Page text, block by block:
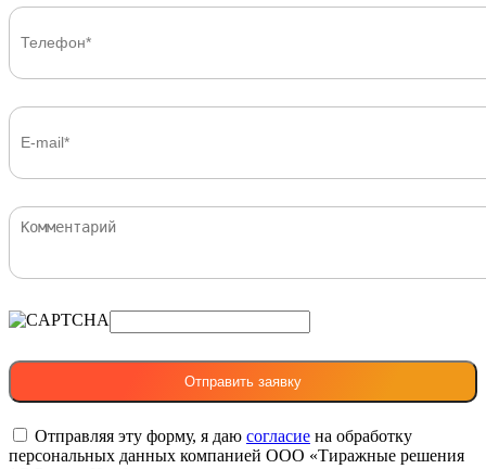
Отправляя эту форму, я даю согласие на обработку
персональных данных компанией ООО «Тиражные решения